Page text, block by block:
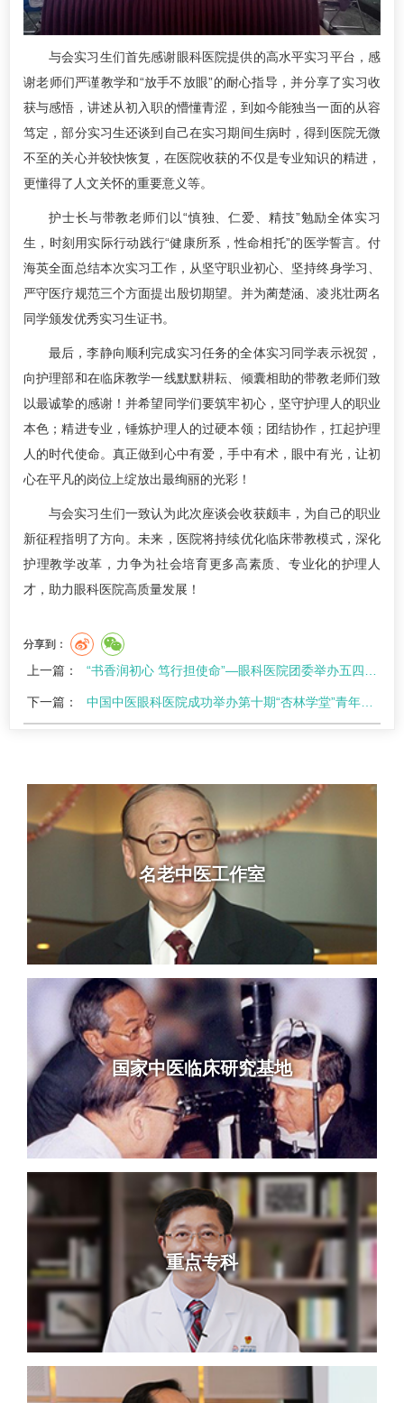
与会实习生们首先感谢眼科医院提供的高水平实习平台，感
谢老师们严谨教学和“放手不放眼”的耐心指导，并分享了实习收
获与感悟，讲述从初入职的懵懂青涩，到如今能独当一面的从容
笃定，部分实习生还谈到自己在实习期间生病时，得到医院无微
不至的关心并较快恢复，在医院收获的不仅是专业知识的精进，
更懂得了人文关怀的重要意义等。
护士长与带教老师们以“慎独、仁爱、精技”勉励全体实习
生，时刻用实际行动践行“健康所系，性命相托”的医学誓言。付
海英全面总结本次实习工作，从坚守职业初心、坚持终身学习、
严守医疗规范三个方面提出殷切期望。并为蔺楚涵、凌兆壮两名
同学颁发优秀实习生证书。
最后，李静向顺利完成实习任务的全体实习同学表示祝贺，
向护理部和在临床教学一线默默耕耘、倾囊相助的带教老师们致
以最诚挚的感谢！并希望同学们要筑牢初心，坚守护理人的职业
本色；精进专业，锤炼护理人的过硬本领；团结协作，扛起护理
人的时代使命。真正做到心中有爱，手中有术，眼中有光，让初
心在平凡的岗位上绽放出最绚丽的光彩！
与会实习生们一致认为此次座谈会收获颇丰，为自己的职业
新征程指明了方向。未来，医院将持续优化临床带教模式，深化
护理教学改革，力争为社会培育更多高素质、专业化的护理人
才，助力眼科医院高质量发展！
分享到：
上一篇： “书香润初心 笃行担使命”—眼科医院团委举办五四青年节读书分享活动
下一篇： 中国中医眼科医院成功举办第十期“杏林学堂”青年读书班学术会
名老中医工作室
国家中医临床研究基地
重点专科